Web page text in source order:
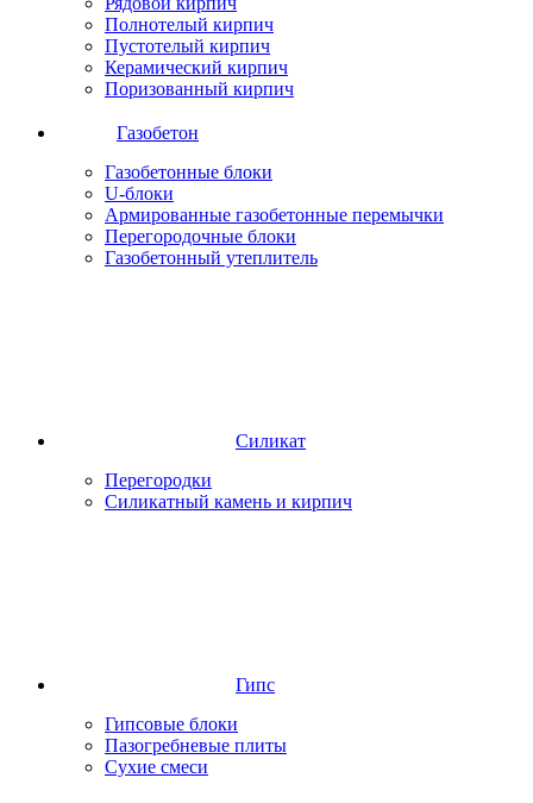
Полнотелый кирпич
Пустотелый кирпич
Керамический кирпич
Поризованный кирпич
Газобетон
Газобетонные блоки
U-блоки
Армированные газобетонные перемычки
Перегородочные блоки
Газобетонный утеплитель
Силикат
Перегородки
Силикатный камень и кирпич
Гипс
Гипсовые блоки
Пазогребневые плиты
Сухие смеси